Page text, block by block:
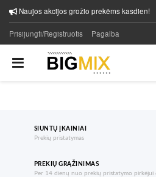
Naujos akcijos grožio prekėms kasdien!
Prisijungti/Registruotis Pagalba
SIUNTŲ ĮKAINIAI
Prekių pristatymas
PREKIŲ GRĄŽINIMAS
Per 14 dienų nuo prekių pristatymo pirkėjui